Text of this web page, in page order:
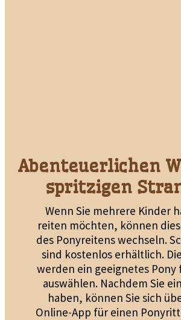
Abenteuerlichen
spritzigen
Wenn Sie mehrere Kinder
reiten möchten, können
des Ponyreitens wechseln.
sind kostenlos erhältlich.
werden ein geeignetes Pony
auswählen. Nachdem Sie
haben, können Sie sich
Online-App für einen